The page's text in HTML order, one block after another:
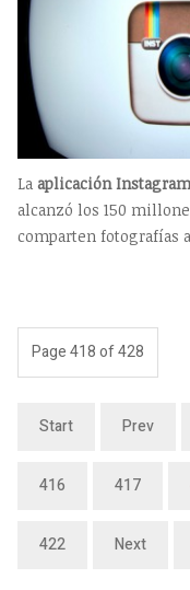
La aplicación Instagram
alcanzó los 150
comparten fotografías
Page 418 of 428
Start Prev
416 417
422 Next